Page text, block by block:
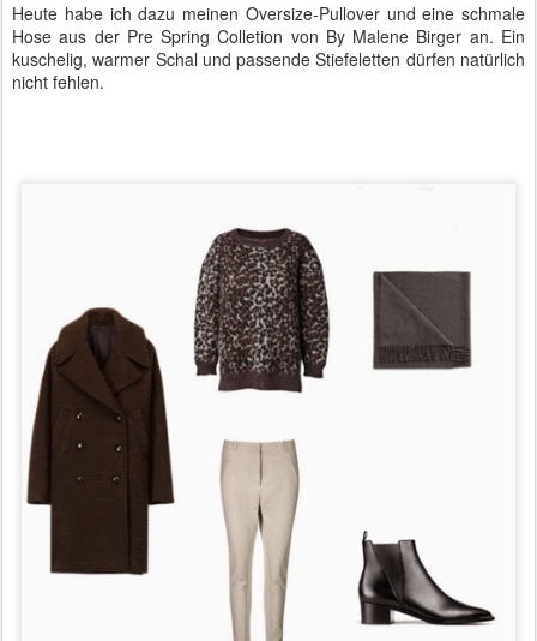
Heute habe ich dazu meinen Oversize-Pullover und eine schmale
Hose aus der Pre Spring Colletion von By Malene Birger an. Ein
kuschelig, warmer Schal und passende Stiefeletten dürfen natürlich
nicht fehlen.